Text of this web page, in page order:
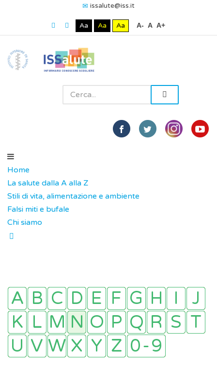
issalute@iss.it
Aa Aa Aa A- A A+
Home
La salute dalla A alla Z
Stili di vita, alimentazione e ambiente
Falsi miti e bufale
Chi siamo